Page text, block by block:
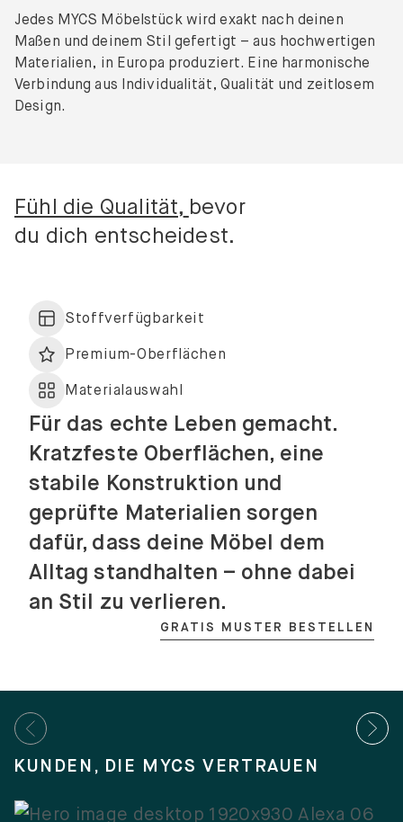
Jedes MYCS Möbelstück wird exakt nach deinen
Maßen und deinem Stil gefertigt – aus hochwertigen
Materialien, in Europa produziert. Eine harmonische
Verbindung aus Individualität, Qualität und zeitlosem
Design.
Fühl die Qualität, bevor
du dich entscheidest.
Stoffverfügbarkeit
Premium-Oberflächen
Materialauswahl
Für das echte Leben gemacht.
Kratzfeste Oberflächen, eine
stabile Konstruktion und
geprüfte Materialien sorgen
dafür, dass deine Möbel dem
Alltag standhalten – ohne dabei
an Stil zu verlieren.
GRATIS MUSTER BESTELLEN
KUNDEN, DIE MYCS VERTRAUEN